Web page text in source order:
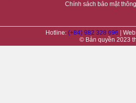
Chính sách bảo mật
Hotline: (+84) 982 328 696
|
© Bản quyền 2023